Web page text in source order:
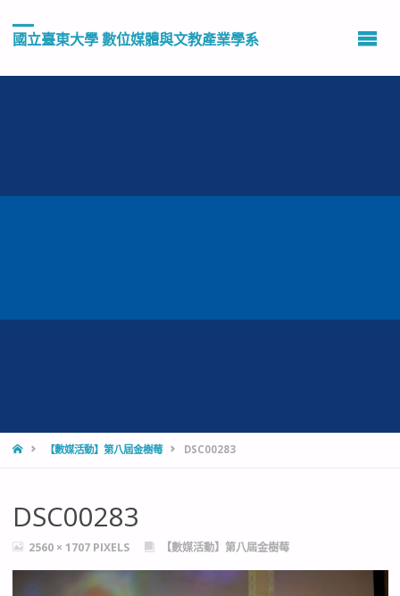
國立臺東大學 數位媒體與文教產業學系
HOME【數媒活動】第八屆金樹莓 DSC00283
DSC00283
FULL2560 × 1707 PIXELS 【數媒活動】第八屆金樹莓